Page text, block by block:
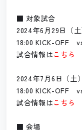
■ 対象試合
2024年6月29日（土
18:00 KICK-OFF
試合情報はこちら
2024年7月6日（土）
18:00 KICK-OFF
試合情報はこちら
■ 会場